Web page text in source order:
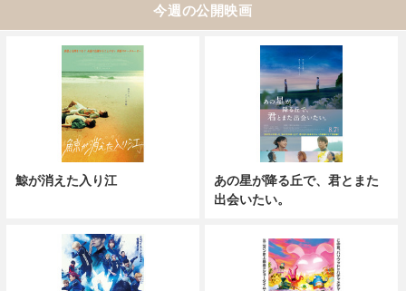
今週の公開映画
鯨が消えた入り江
あの星が降る丘で、君とまた
出会いたい。